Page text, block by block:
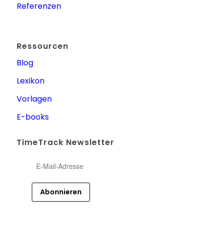
Referenzen
Ressourcen
Blog
Lexikon
Vorlagen
E-books
TimeTrack Newsletter